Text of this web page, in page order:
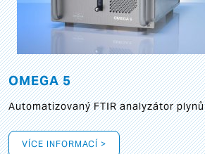
OMEGA 5
Automatizovaný FTIR analyzátor plynů
VÍCE INFORMACÍ >